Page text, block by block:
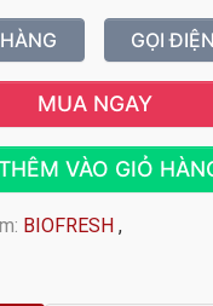
GỌI
MUA NGAY
VÀO GIỎ
BIOFRESH ,